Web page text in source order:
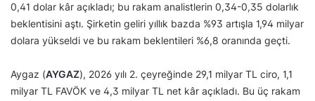
0,41 dolar kâr açıkladı; bu rakam analistlerin 0,34-0,35 dolarlık
beklentisini aştı. Şirketin geliri yıllık bazda %93 artışla 1,94 milyar
dolara yükseldi ve bu rakam beklentileri %6,8 oranında geçti.
Aygaz (AYGAZ), 2026 yılı 2. çeyreğinde 29,1 milyar TL ciro, 1,1
milyar TL FAVÖK ve 4,3 milyar TL net kâr açıkladı. Bu üç rakam